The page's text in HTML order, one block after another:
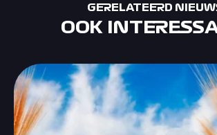
GERELATEERD
OOK